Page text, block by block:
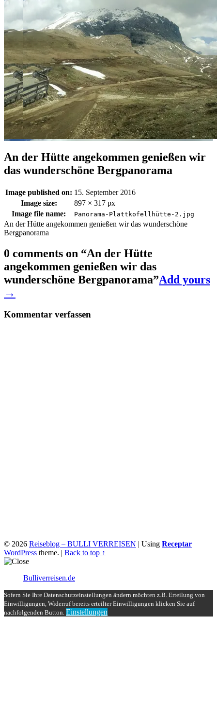
An der Hütte angekommen genießen wir
das wunderschöne Bergpanorama
Image published on: 15. September 2016
Image size:
897 × 317 px
Image file name:
Panorama-Plattkofellhütte-2.jpg
An der Hütte angekommen genießen wir das wunderschöne
Bergpanorama
0 comments on “An der Hütte
angekommen genießen wir das
wunderschöne Bergpanorama”Add yours
→
Kommentar verfassen
© 2026 Reiseblog – BULLI VERREISEN | Using Receptar
WordPress theme. | Back to top ↑
Bulliverreisen.de
Sofern Sie Ihre Datenschutzeinstellungen ändern möchten z.B. Erteilung von
Einwilligungen, Widerruf bereits erteilter Einwilligungen klicken Sie auf
nachfolgenden Button. Einstellungen